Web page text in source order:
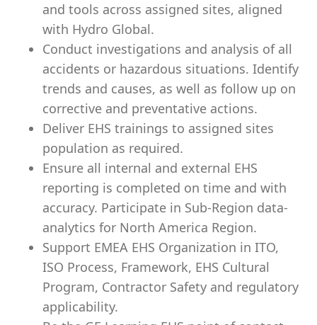
and tools across assigned sites, aligned
with Hydro Global.
Conduct investigations and analysis of all
accidents or hazardous situations. Identify
trends and causes, as well as follow up on
corrective and preventative actions.
Deliver EHS trainings to assigned sites
population as required.
Ensure all internal and external EHS
reporting is completed on time and with
accuracy. Participate in Sub-Region data-
analytics for North America Region.
Support EMEA EHS Organization in ITO,
ISO Process, Framework, EHS Cultural
Program, Contractor Safety and regulatory
applicability.